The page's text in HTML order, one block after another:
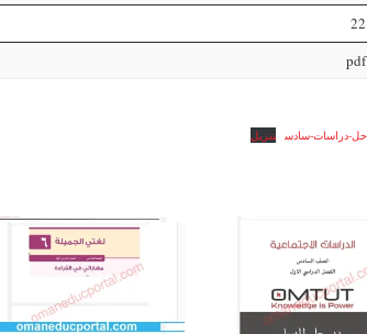
22
pdf
حل-دراسات-سادس تنزيل